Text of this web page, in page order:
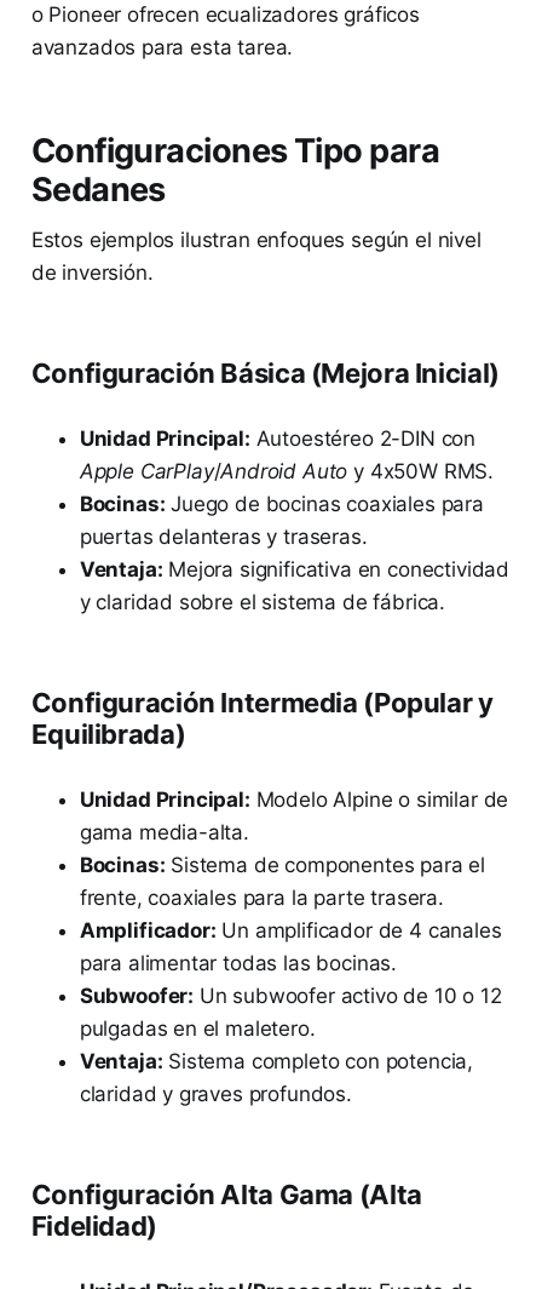
o Pioneer ofrecen ecualizadores gráficos
avanzados para esta tarea.
Configuraciones Tipo para
Sedanes
Estos ejemplos ilustran enfoques según el nivel
de inversión.
Configuración Básica (Mejora Inicial)
Unidad Principal: Autoestéreo 2-DIN con
Apple CarPlay/Android Auto y 4x50W RMS.
Bocinas: Juego de bocinas coaxiales para
puertas delanteras y traseras.
Ventaja: Mejora significativa en conectividad
y claridad sobre el sistema de fábrica.
Configuración Intermedia (Popular y
Equilibrada)
Unidad Principal: Modelo Alpine o similar de
gama media-alta.
Bocinas: Sistema de componentes para el
frente, coaxiales para la parte trasera.
Amplificador: Un amplificador de 4 canales
para alimentar todas las bocinas.
Subwoofer: Un subwoofer activo de 10 o 12
pulgadas en el maletero.
Ventaja: Sistema completo con potencia,
claridad y graves profundos.
Configuración Alta Gama (Alta
Fidelidad)